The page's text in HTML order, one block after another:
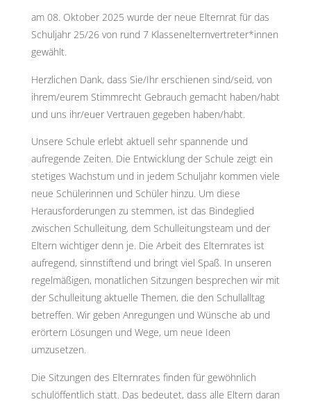
am 08. Oktober 2025 wurde der neue Elternrat für das
Schuljahr 25/26 von rund 7 Klassenelternvertreter*innen
gewählt.
Herzlichen Dank, dass Sie/Ihr erschienen sind/seid, von
ihrem/eurem Stimmrecht Gebrauch gemacht haben/habt
und uns ihr/euer Vertrauen gegeben haben/habt.
Unsere Schule erlebt aktuell sehr spannende und
aufregende Zeiten. Die Entwicklung der Schule zeigt ein
stetiges Wachstum und in jedem Schuljahr kommen viele
neue Schülerinnen und Schüler hinzu. Um diese
Herausforderungen zu stemmen, ist das Bindeglied
zwischen Schulleitung, dem Schulleitungsteam und der
Eltern wichtiger denn je. Die Arbeit des Elternrates ist
aufregend, sinnstiftend und bringt viel Spaß. In unseren
regelmäßigen, monatlichen Sitzungen besprechen wir mit
der Schulleitung aktuelle Themen, die den Schullalltag
betreffen. Wir geben Anregungen und Wünsche ab und
erörtern Lösungen und Wege, um neue Ideen
umzusetzen.
Die Sitzungen des Elternrates finden für gewöhnlich
schulöffentlich statt. Das bedeutet, dass alle Eltern daran